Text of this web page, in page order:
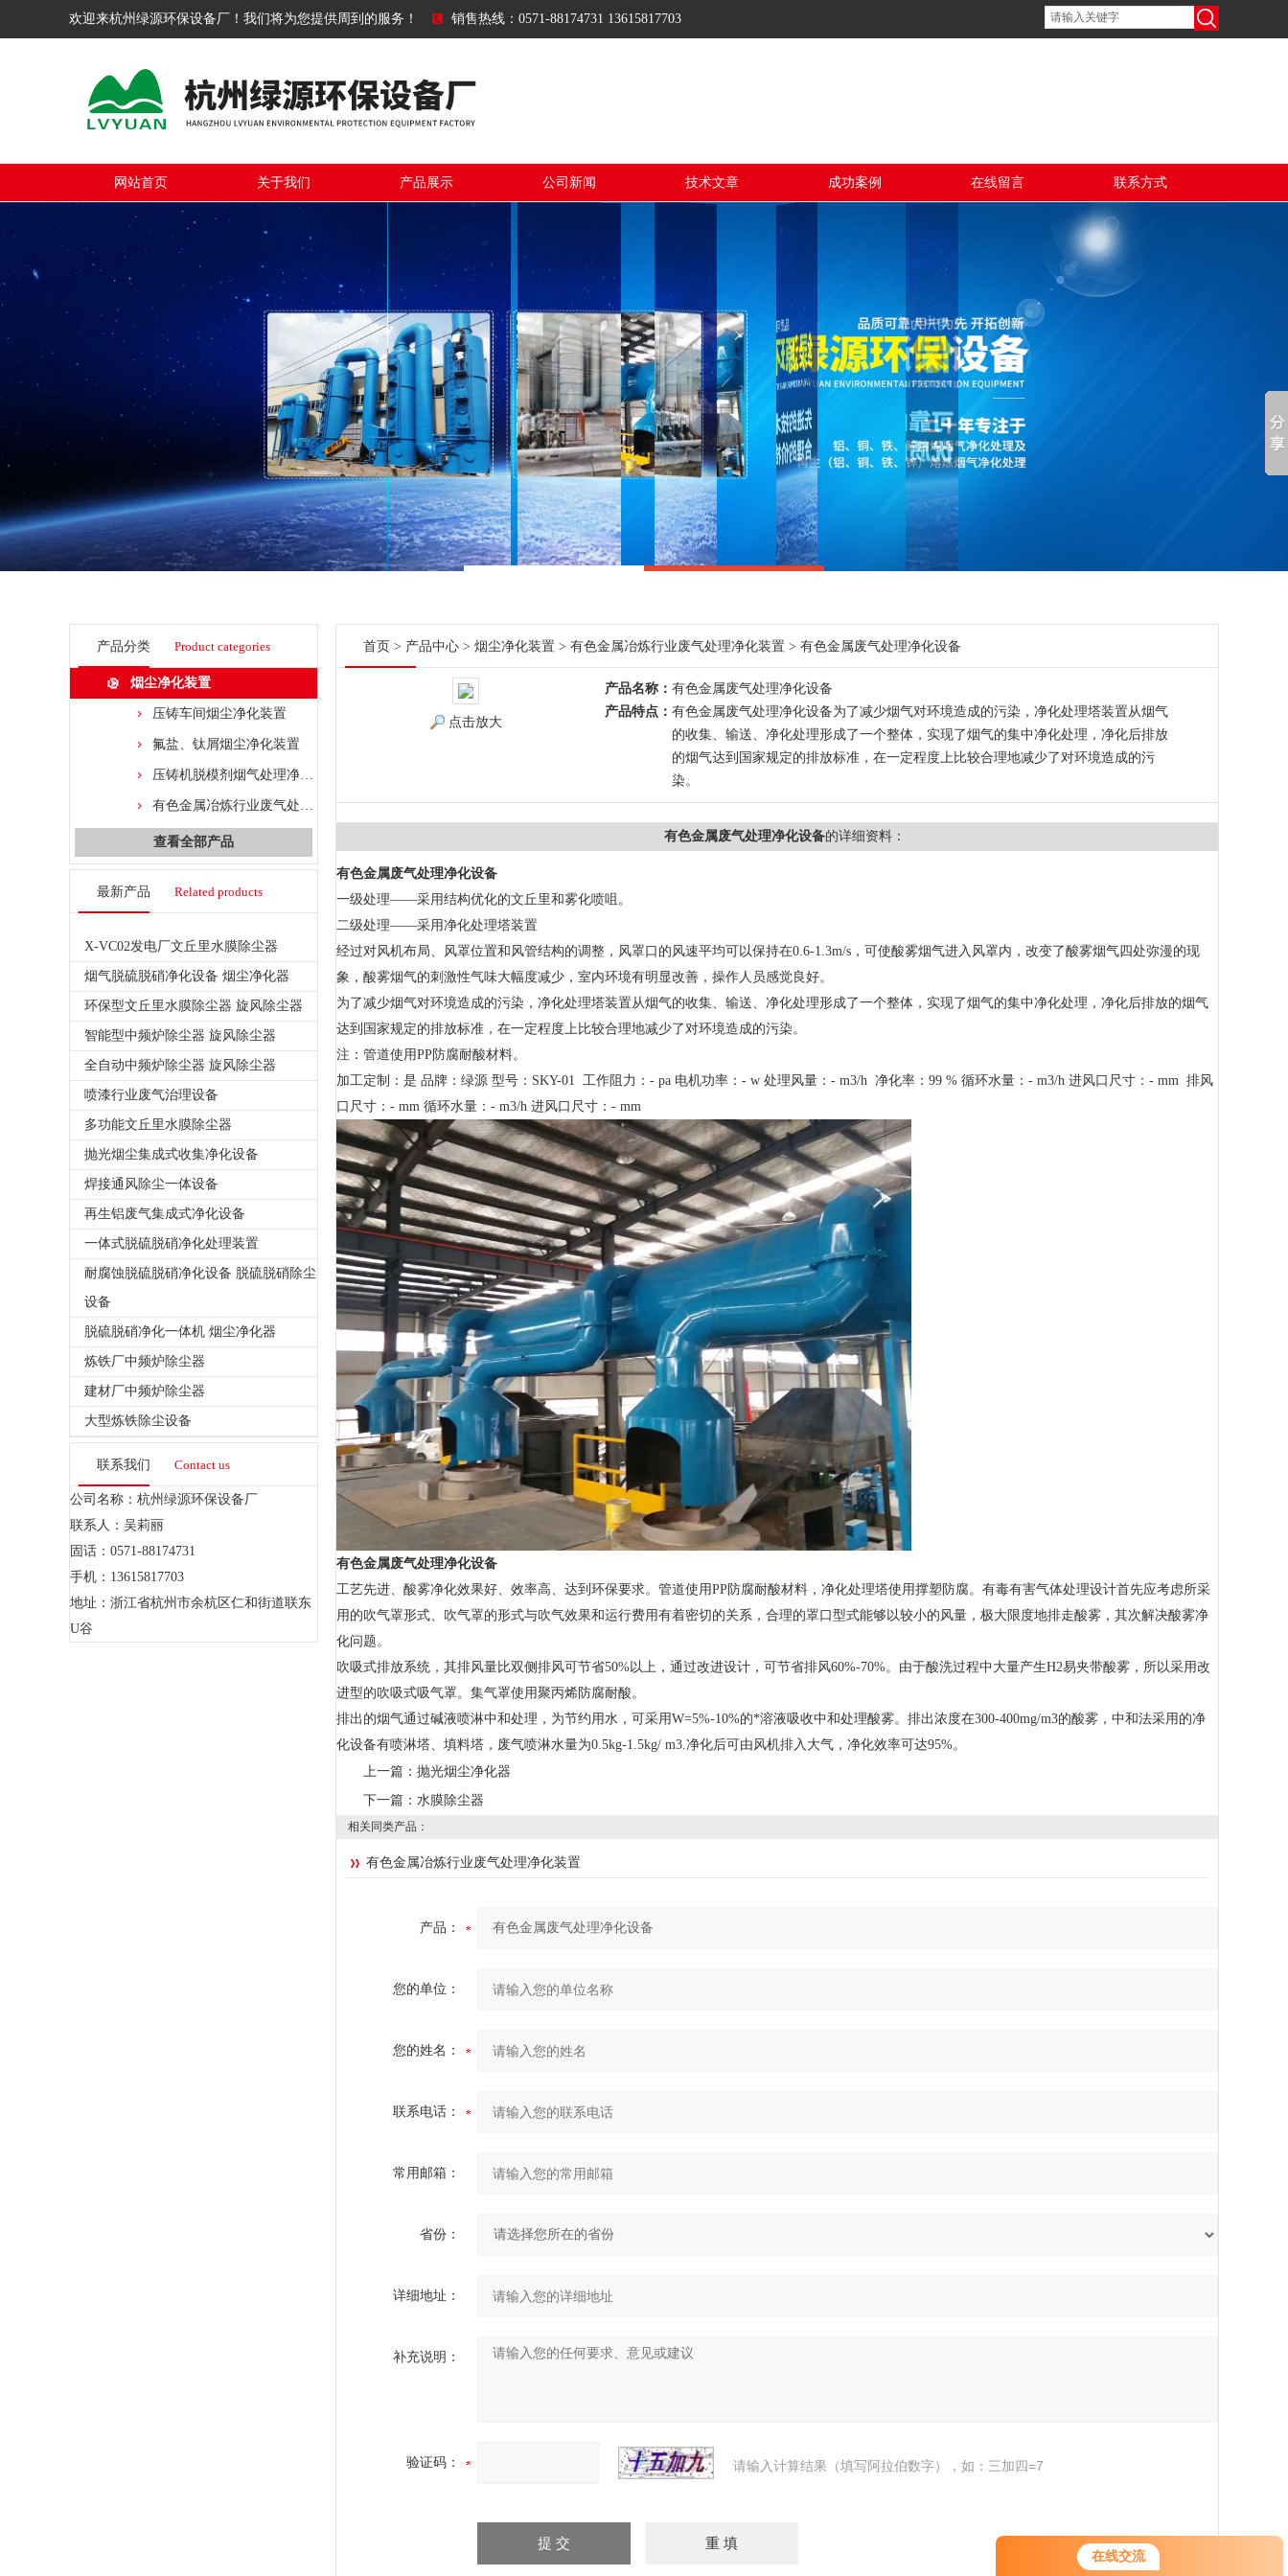
在线交流
欢迎来杭州绿源环保设备厂！我们将为您提供周到的服务！ 销售热线：0571-88174731 13615817703
网站首页 关于我们 产品展示 公司新闻 技术文章 成功案例 在线留言 联系方式
产品分类 Product categories
烟尘净化装置
压铸车间烟尘净化装置
氟盐、钛屑烟尘净化装置
压铸机脱模剂烟气处理净化装置
有色金属冶炼行业废气处理净化装置
查看全部产品
最新产品 Related products
X-VC02发电厂文丘里水膜除尘器
烟气脱硫脱硝净化设备 烟尘净化器
环保型文丘里水膜除尘器 旋风除尘器
智能型中频炉除尘器 旋风除尘器
全自动中频炉除尘器 旋风除尘器
喷漆行业废气治理设备
多功能文丘里水膜除尘器
抛光烟尘集成式收集净化设备
焊接通风除尘一体设备
再生铝废气集成式净化设备
一体式脱硫脱硝净化处理装置
耐腐蚀脱硫脱硝净化设备 脱硫脱硝除尘
设备
脱硫脱硝净化一体机 烟尘净化器
炼铁厂中频炉除尘器
建材厂中频炉除尘器
大型炼铁除尘设备
联系我们 Contact us
公司名称：杭州绿源环保设备厂
联系人：吴莉丽
固话：0571-88174731
手机：13615817703
地址：浙江省杭州市余杭区仁和街道联东
U谷
首页 > 产品中心 > 烟尘净化装置 > 有色金属冶炼行业废气处理净化装置 > 有色金属废气处理净化设备
点击放大
产品名称： 有色金属废气处理净化设备
产品特点： 有色金属废气处理净化设备为了减少烟气对环境造成的污染，净化处理塔装置从烟气
的收集、输送、净化处理形成了一个整体，实现了烟气的集中净化处理，净化后排放
的烟气达到国家规定的排放标准，在一定程度上比较合理地减少了对环境造成的污
染。
有色金属废气处理净化设备的详细资料：
有色金属废气处理净化设备
一级处理——采用结构优化的文丘里和雾化喷咀。
二级处理——采用净化处理塔装置
经过对风机布局、风罩位置和风管结构的调整，风罩口的风速平均可以保持在0.6-1.3m/s，可使酸雾烟气进入风罩内，改变了酸雾烟气四处弥漫的现
象，酸雾烟气的刺激性气味大幅度减少，室内环境有明显改善，操作人员感觉良好。
为了减少烟气对环境造成的污染，净化处理塔装置从烟气的收集、输送、净化处理形成了一个整体，实现了烟气的集中净化处理，净化后排放的烟气
达到国家规定的排放标准，在一定程度上比较合理地减少了对环境造成的污染。
注： 管道使用PP防腐耐酸材料。
加工定制：是 品牌：绿源 型号：SKY-01 工作阻力：- pa 电机功率：- w 处理风量：- m3/h 净化率：99 % 循环水量：- m3/h 进风口尺寸：- mm 排风
口尺寸：- mm 循环水量：- m3/h 进风口尺寸：- mm
有色金属废气处理净化设备
工艺先进、酸雾净化效果好、效率高、达到环保要求。管道使用PP防腐耐酸材料，净化处理塔使用撑塑防腐。有毒有害气体处理设计首先应考虑所采
用的吹气罩形式、吹气罩的形式与吹气效果和运行费用有着密切的关系，合理的罩口型式能够以较小的风量，极大限度地排走酸雾，其次解决酸雾净
化问题。
吹吸式排放系统，其排风量比双侧排风可节省50%以上，通过改进设计，可节省排风60%-70%。由于酸洗过程中大量产生H2易夹带酸雾，所以采用改
进型的吹吸式吸气罩。集气罩使用聚丙烯防腐耐酸。
排出的烟气通过碱液喷淋中和处理，为节约用水，可采用W=5%-10%的*溶液吸收中和处理酸雾。排出浓度在300-400mg/m3的酸雾，中和法采用的净
化设备有喷淋塔、填料塔，废气喷淋水量为0.5kg-1.5kg/ m3.净化后可由风机排入大气，净化效率可达95%。
上一篇： 抛光烟尘净化器
下一篇： 水膜除尘器
相关同类产品：
有色金属冶炼行业废气处理净化装置
产品：
您的单位：
您的姓名：
联系电话：
常用邮箱：
省份：
详细地址：
补充说明：
验证码： 请输入计算结果（填写阿拉伯数字），如：三加四=7